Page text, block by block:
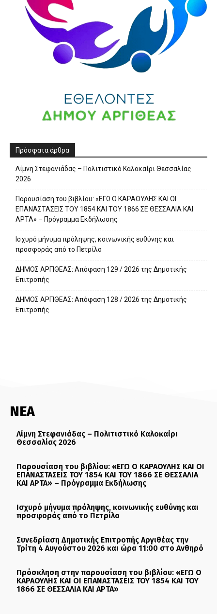
Πρόσφατα άρθρα
Λίμνη Στεφανιάδας – Πολιτιστικό Καλοκαίρι Θεσσαλίας
2026
Παρουσίαση του βιβλίου: «ΕΓΩ Ο ΚΑΡΑΟΥΛΗΣ ΚΑΙ ΟΙ
ΕΠΑΝΑΣΤΑΣΕΙΣ ΤΟΥ 1854 ΚΑΙ ΤΟΥ 1866 ΣΕ ΘΕΣΣΑΛΙΑ ΚΑΙ
ΑΡΤΑ» – Πρόγραμμα Εκδήλωσης
Ισχυρό μήνυμα πρόληψης, κοινωνικής ευθύνης και
προσφοράς από το Πετρίλο
ΔΗΜΟΣ ΑΡΓΙΘΕΑΣ: Απόφαση 129 / 2026 της Δημοτικής
Επιτροπής
ΔΗΜΟΣ ΑΡΓΙΘΕΑΣ: Απόφαση 128 / 2026 της Δημοτικής
Επιτροπής
ΝΕΑ
Λίμνη Στεφανιάδας – Πολιτιστικό Καλοκαίρι
Θεσσαλίας 2026
Παρουσίαση του βιβλίου: «ΕΓΩ Ο ΚΑΡΑΟΥΛΗΣ ΚΑΙ ΟΙ
ΕΠΑΝΑΣΤΑΣΕΙΣ ΤΟΥ 1854 ΚΑΙ ΤΟΥ 1866 ΣΕ ΘΕΣΣΑΛΙΑ
ΚΑΙ ΑΡΤΑ» – Πρόγραμμα Εκδήλωσης
Ισχυρό μήνυμα πρόληψης, κοινωνικής ευθύνης και
προσφοράς από το Πετρίλο
Συνεδρίαση Δημοτικής Επιτροπής Αργιθέας την
Τρίτη 4 Αυγούστου 2026 και ώρα 11:00 στο Ανθηρό
Πρόσκληση στην παρουσίαση του βιβλίου: «ΕΓΩ Ο
ΚΑΡΑΟΥΛΗΣ ΚΑΙ ΟΙ ΕΠΑΝΑΣΤΑΣΕΙΣ ΤΟΥ 1854 ΚΑΙ ΤΟΥ
1866 ΣΕ ΘΕΣΣΑΛΙΑ ΚΑΙ ΑΡΤΑ»